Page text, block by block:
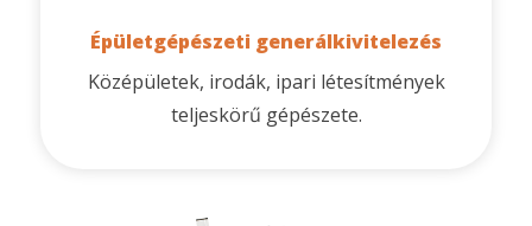
Épületgépészeti generálkivitelezés
Középületek, irodák, ipari létesítmények
teljeskörű gépészete.